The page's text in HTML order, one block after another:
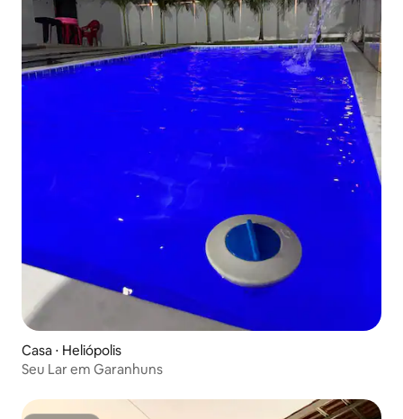
Casa ⋅ Heliópolis
Seu Lar em Garanhuns